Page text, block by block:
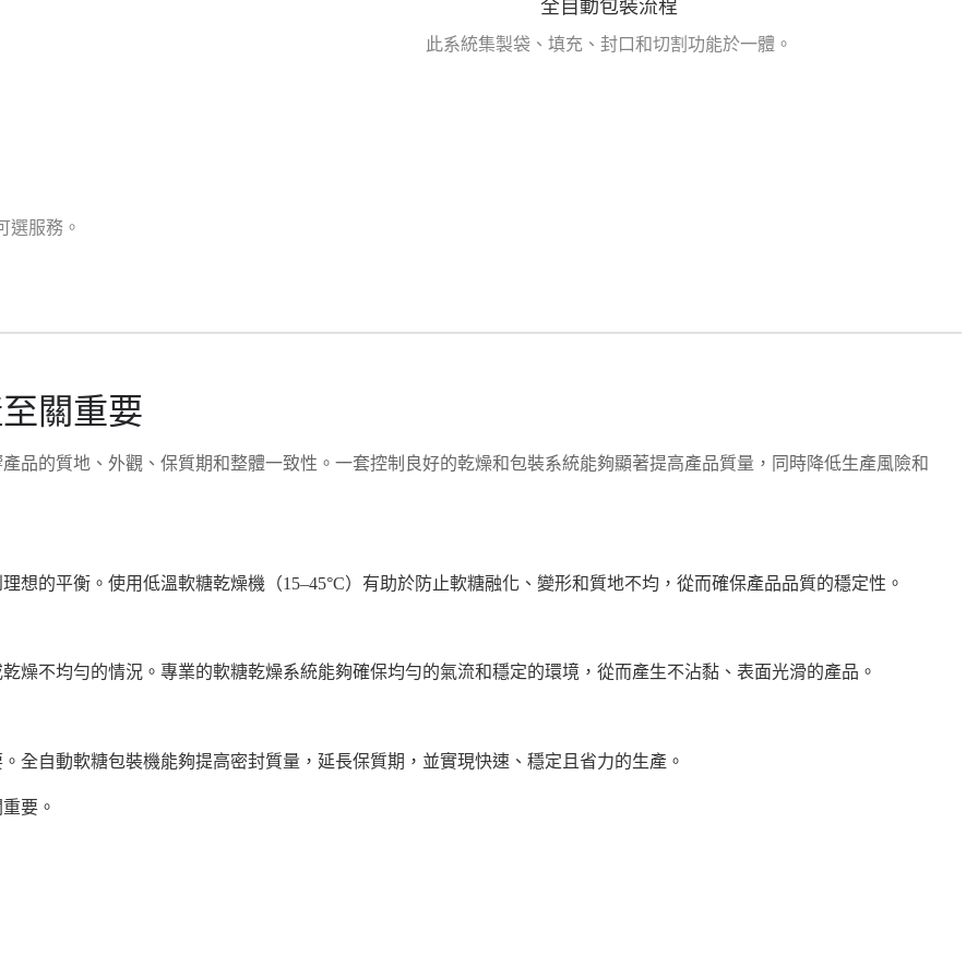
全自動包裝流程
此系統集製袋、填充、封口和切割功能於一體。
選服務。
關重要
品的質地、外觀、保質期和整體一致性。一套控制良好的乾燥和包裝系統能夠顯著提高產品質量，同時降低生產風險和
想的平衡。使用低溫軟糖乾燥機（15–45°C）有助於防止軟糖融化、變形和質地不均，從而確保產品品質的穩定性。
燥不均勻的情況。專業的軟糖乾燥系統能夠確保均勻的氣流和穩定的環境，從而產生不沾黏、表面光滑的產品。
全自動軟糖包裝機能夠提高密封質量，延長保質期，並實現快速、穩定且省力的生產。
要。